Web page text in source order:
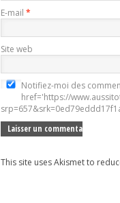
E-mail *
Site web
Notifiez-moi des
href='https://
This site uses Akismet to